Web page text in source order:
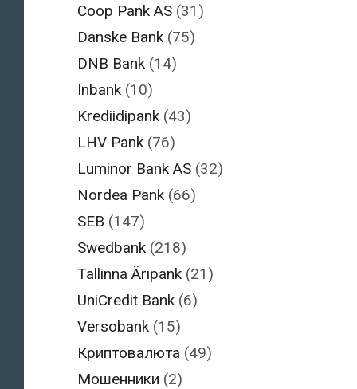
Coop Pank AS (31)
Danske Bank (75)
DNB Bank (14)
Inbank (10)
Krediidipank (43)
LHV Pank (76)
Luminor Bank AS (32)
Nordea Pank (66)
SEB (147)
Swedbank (218)
Tallinna Äripank (21)
UniCredit Bank (6)
Versobank (15)
Криптовалюта (49)
Мошенники (2)